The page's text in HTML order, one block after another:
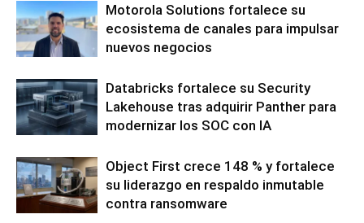
Motorola Solutions fortalece su
ecosistema de canales para impulsar
nuevos negocios
Databricks fortalece su Security
Lakehouse tras adquirir Panther para
modernizar los SOC con IA
Object First crece 148 % y fortalece
su liderazgo en respaldo inmutable
contra ransomware